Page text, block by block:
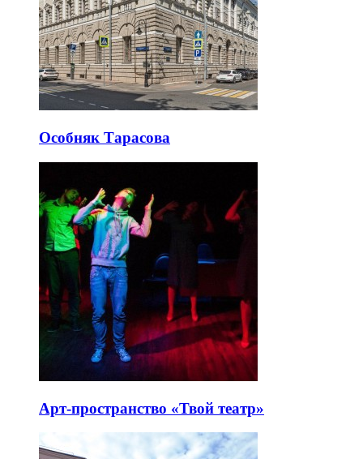
Особняк Тарасова
Арт-пространство «Твой театр»